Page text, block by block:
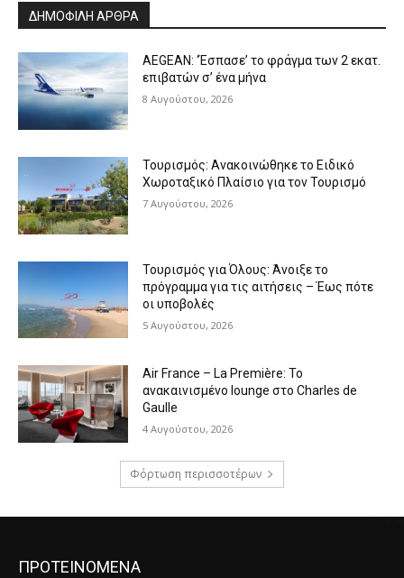
ΔΗΜΟΦΙΛΗ ΑΡΘΡΑ
AEGEAN: ‘Έσπασε’ το φράγμα των 2 εκατ.
επιβατών σ’ ένα μήνα
8 Αυγούστου, 2026
Τουρισμός: Ανακοινώθηκε το Ειδικό
Χωροταξικό Πλαίσιο για τον Τουρισμό
7 Αυγούστου, 2026
Τουρισμός για Όλους: Άνοιξε το
πρόγραμμα για τις αιτήσεις – Έως πότε
οι υποβολές
5 Αυγούστου, 2026
Air France – La Première: Το
ανακαινισμένο lounge στο Charles de
Gaulle
4 Αυγούστου, 2026
Φόρτωση περισσοτέρων
ΠΡΟΤΕΙΝΟΜΕΝΑ